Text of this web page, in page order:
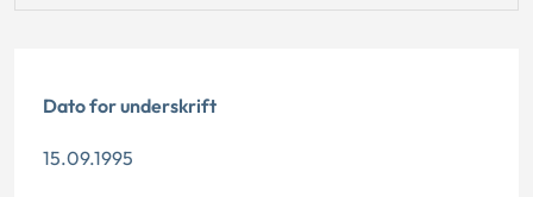
Dato for underskrift
15.09.1995